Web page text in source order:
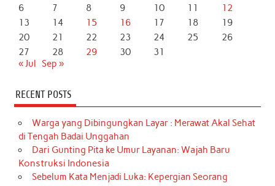
6
7 8 9 10 11
12
13
14 15 16 17 18
19
20
21 22 23 24 25
26
27
28 29 30
31
« Jul
Sep »
RECENT POSTS
Warga yang Dibingungkan Layar : Merawat Akal Sehat
di Tengah Badai Unggahan
Dari Gunting Pita ke Umur Layanan: Wajah Baru
Konstruksi Indonesia
Sebelum Kata Menjadi Luka: Kepergian Seorang